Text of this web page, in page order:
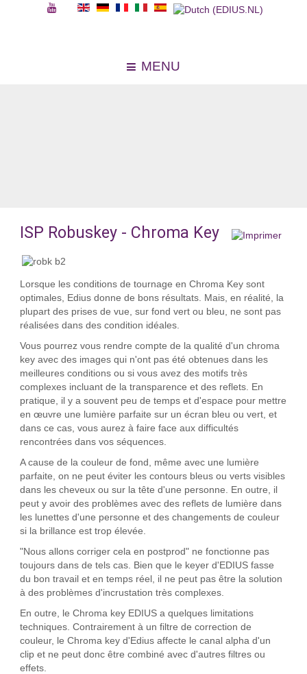
MENU
ISP Robuskey - Chroma Key
Lorsque les conditions de tournage en Chroma Key sont
optimales, Edius donne de bons résultats. Mais, en réalité, la
plupart des prises de vue, sur fond vert ou bleu, ne sont pas
réalisées dans des condition idéales.
Vous pourrez vous rendre compte de la qualité d'un chroma
key avec des images qui n'ont pas été obtenues dans les
meilleures conditions ou si vous avez des motifs très
complexes incluant de la transparence et des reflets. En
pratique, il y a souvent peu de temps et d'espace pour mettre
en œuvre une lumière parfaite sur un écran bleu ou vert, et
dans ce cas, vous aurez à faire face aux difficultés
rencontrées dans vos séquences.
A cause de la couleur de fond, même avec une lumière
parfaite, on ne peut éviter les contours bleus ou verts visibles
dans les cheveux ou sur la tête d'une personne. En outre, il
peut y avoir des problèmes avec des reflets de lumière dans
les lunettes d'une personne et des changements de couleur
si la brillance est trop élevée.
"Nous allons corriger cela en postprod" ne fonctionne pas
toujours dans de tels cas. Bien que le keyer d'EDIUS fasse
du bon travail et en temps réel, il ne peut pas être la solution
à des problèmes d'incrustation très complexes.
En outre, le Chroma key EDIUS a quelques limitations
techniques. Contrairement à un filtre de correction de
couleur, le Chroma key d'Edius affecte le canal alpha d'un
clip et ne peut donc être combiné avec d'autres filtres ou
effets.